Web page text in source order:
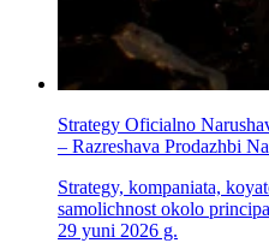
Strategy Oficіalno
– Razreshava Prodazhbi
Strategy, kompaniata,
samolichnost okolo
29 yuni 2026 g.